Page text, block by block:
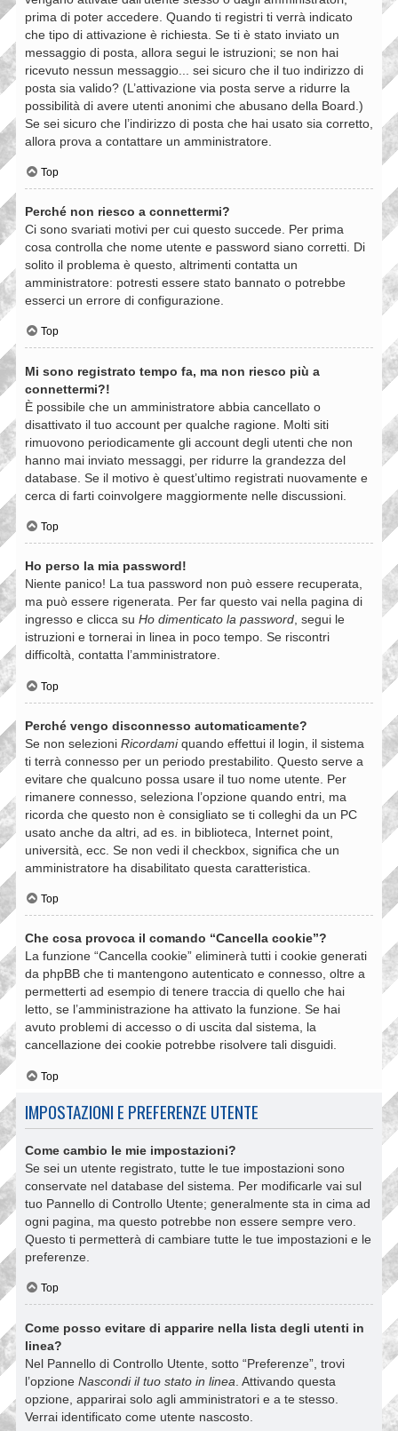
prima di poter accedere. Quando ti registri ti verrà indicato
che tipo di attivazione è richiesta. Se ti è stato inviato un
messaggio di posta, allora segui le istruzioni; se non hai
ricevuto nessun messaggio... sei sicuro che il tuo indirizzo di
posta sia valido? (L’attivazione via posta serve a ridurre la
possibilità di avere utenti anonimi che abusano della Board.)
Se sei sicuro che l’indirizzo di posta che hai usato sia corretto,
allora prova a contattare un amministratore.
Top
Perché non riesco a connettermi?
Ci sono svariati motivi per cui questo succede. Per prima
cosa controlla che nome utente e password siano corretti. Di
solito il problema è questo, altrimenti contatta un
amministratore: potresti essere stato bannato o potrebbe
esserci un errore di configurazione.
Top
Mi sono registrato tempo fa, ma non riesco più a
connettermi?!
È possibile che un amministratore abbia cancellato o
disattivato il tuo account per qualche ragione. Molti siti
rimuovono periodicamente gli account degli utenti che non
hanno mai inviato messaggi, per ridurre la grandezza del
database. Se il motivo è quest’ultimo registrati nuovamente e
cerca di farti coinvolgere maggiormente nelle discussioni.
Top
Ho perso la mia password!
Niente panico! La tua password non può essere recuperata,
ma può essere rigenerata. Per far questo vai nella pagina di
ingresso e clicca su Ho dimenticato la password, segui le
istruzioni e tornerai in linea in poco tempo. Se riscontri
difficoltà, contatta l’amministratore.
Top
Perché vengo disconnesso automaticamente?
Se non selezioni Ricordamiquando effettui il login, il sistema
ti terrà connesso per un periodo prestabilito. Questo serve a
evitare che qualcuno possa usare il tuo nome utente. Per
rimanere connesso, seleziona l’opzione quando entri, ma
ricorda che questo non è consigliato se ti colleghi da un PC
usato anche da altri, ad es. in biblioteca, Internet point,
università, ecc. Se non vedi il checkbox, significa che un
amministratore ha disabilitato questa caratteristica.
Top
Che cosa provoca il comando “Cancella cookie”?
La funzione “Cancella cookie” eliminerà tutti i cookie generati
da phpBB che ti mantengono autenticato e connesso, oltre a
permetterti ad esempio di tenere traccia di quello che hai
letto, se l’amministrazione ha attivato la funzione. Se hai
avuto problemi di accesso o di uscita dal sistema, la
cancellazione dei cookie potrebbe risolvere tali disguidi.
Top
IMPOSTAZIONI E PREFERENZE UTENTE
Come cambio le mie impostazioni?
Se sei un utente registrato, tutte le tue impostazioni sono
conservate nel database del sistema. Per modificarle vai sul
tuo Pannello di Controllo Utente; generalmente sta in cima ad
ogni pagina, ma questo potrebbe non essere sempre vero.
Questo ti permetterà di cambiare tutte le tue impostazioni e le
preferenze.
Top
Come posso evitare di apparire nella lista degli utenti in
linea?
Nel Pannello di Controllo Utente, sotto “Preferenze”, trovi
l’opzione Nascondi il tuo stato in linea . Attivando questa
opzione, apparirai solo agli amministratori e a te stesso.
Verrai identificato come utente nascosto.